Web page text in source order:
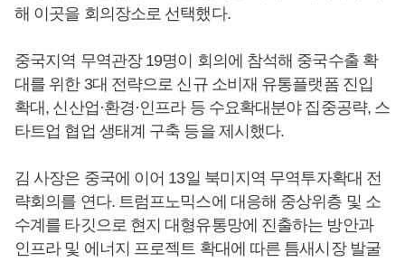
해 이곳을 회의장소로 선택했다.
중국지역 무역관장 19명이 회의에 참석해 중국수출 확
대를 위한 3대 전략으로 신규 소비재 유통플랫폼 진입
확대, 신산업·환경·인프라 등 수요확대분야 집중공략, 스
타트업 협업 생태계 구축 등을 제시했다.
김 사장은 중국에 이어 13일 북미지역 무역투자확대 전
략회의를 연다. 트럼프노믹스에 대응해 중상위층 및 소
수계를 타깃으로 현지 대형유통망에 진출하는 방안과
인프라 및 에너지 프로젝트 확대에 따른 틈새시장 발굴